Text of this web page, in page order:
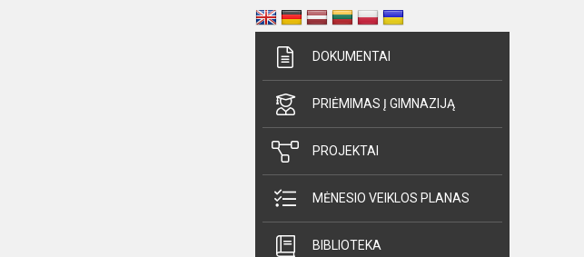
DOKUMENTAI
PRIĖMIMAS Į GIMNAZIJĄ
PROJEKTAI
MĖNESIO VEIKLOS PLANAS
BIBLIOTEKA